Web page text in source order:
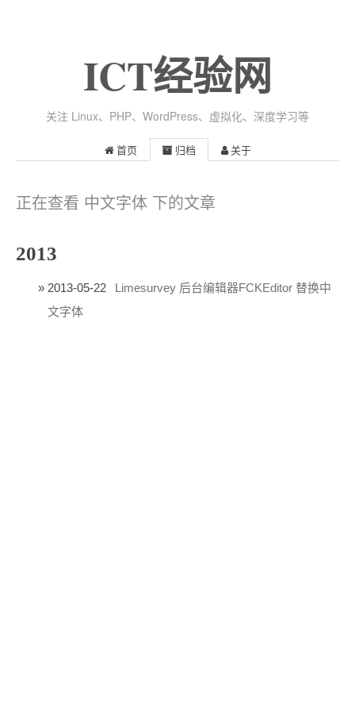
ICT经验网
关注 Linux、PHP、WordPress、虚拟化、深度学习等
首页 归档 关于
正在查看 中文字体 下的文章
2013
2013-05-22
Limesurvey 后台编辑器FCKEditor 替换中
文字体